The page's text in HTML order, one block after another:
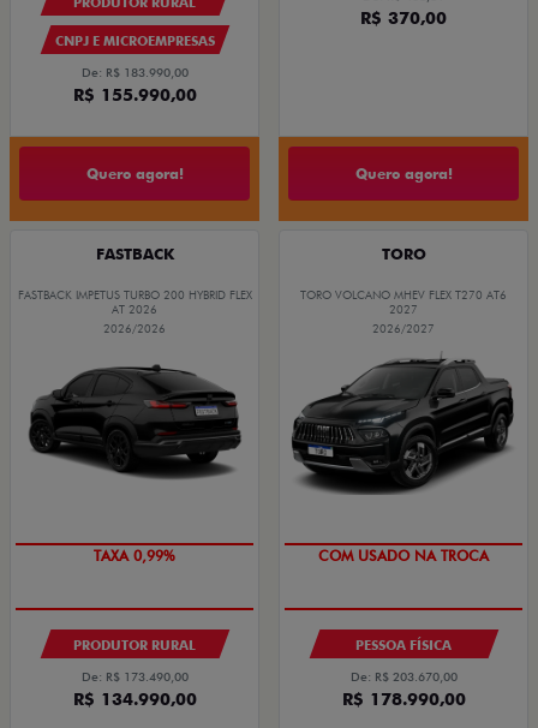
CNPJ E MICROEMPRESAS
De: R$ 183.990,00
R$ 155.990,00
Quero agora!
R$ 370,00
Quero agora!
FASTBACK
FASTBACK IMPETUS TURBO 200 HYBRID FLEX
AT 2026
2026/2026
TAXA 0,99%
PRODUTOR RURAL
De: R$ 173.490,00
R$ 134.990,00
TORO
TORO VOLCANO MHEV FLEX T270 AT6
2027
2026/2027
COM USADO NA TROCA
PESSOA FÍSICA
De: R$ 203.670,00
R$ 178.990,00